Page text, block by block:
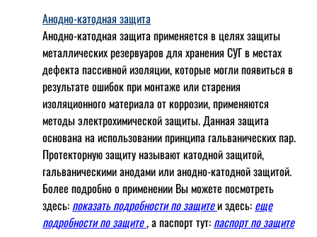
Анодно-катодная защита
Анодно-катодная защита применяется в целях защиты
металлических резервуаров для хранения СУГ в местах
дефекта пассивной изоляции, которые могли появиться в
результате ошибок при монтаже или старения
изоляционного материала от коррозии, применяются
методы электрохимической защиты. Данная защита
основана на использовании принципа гальванических пар.
Протекторную защиту называют катодной защитой,
гальваническими анодами или анодно-катодной защитой.
Более подробно о применении Вы можете посмотреть
здесь: показать подробности по защитеи здесь: еще
подробности по защите, а паспорт тут: паспорт по защите